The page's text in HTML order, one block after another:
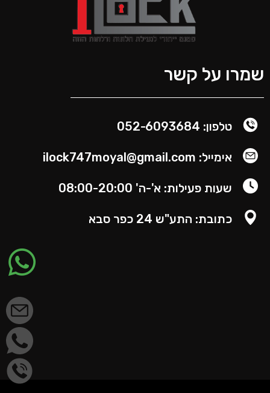
שמרו על קשר
טלפון: 052-6093684
אימייל: ilock747moyal@gmail.com
שעות פעילות: א'-ה' 08:00-20:00
כתובת: התע"ש 24 כפר סבא